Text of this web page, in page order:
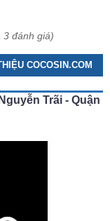
3 đánh giá)
COCOSIN.COM
Trãi - Quận